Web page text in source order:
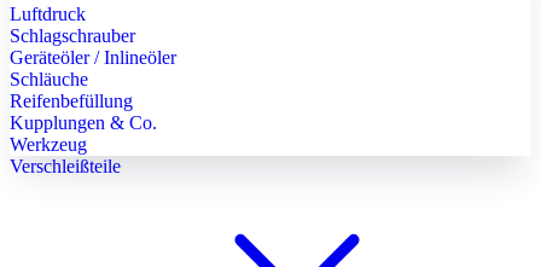
Luftdruck
Schlagschrauber
Geräteöler / Inlineöler
Schläuche
Reifenbefüllung
Kupplungen & Co.
Werkzeug
Verschleißteile